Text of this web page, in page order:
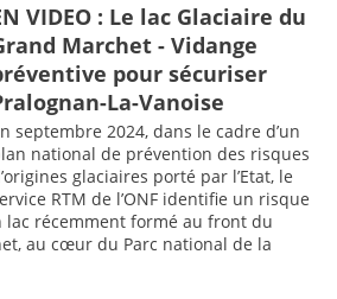
VIDEO : Le lac Glaciaire du
Marchet - Vidange
pour sécuriser
La-Vanoise
septembre 2024, dans le cadre d’un
national de prévention des risques
glaciaires porté par l’Etat, le
RTM de l’ONF identifie un risque
lac récemment formé au front du
au cœur du Parc national de la